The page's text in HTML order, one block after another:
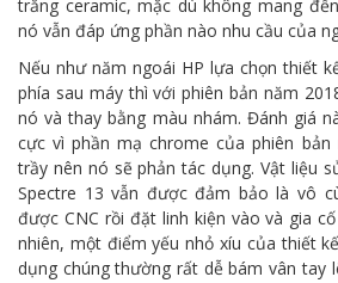
trắng ceramic, mặc dù không mang
nó vẫn đáp ứng phần nào nhu cầu của
Nếu như năm ngoái HP lựa chọn thiết
phía sau máy thì với phiên bản năm
nó và thay bằng màu nhám. Đánh giá
cực vì phần mạ chrome của phiên
trầy nên nó sẽ phản tác dụng. Vật liệu
Spectre 13 vẫn được đảm bảo là vô
được CNC rồi đặt linh kiện vào và gia
nhiên, một điểm yếu nhỏ xíu của thiết
dụng chúng thường rất dễ bám vân tay